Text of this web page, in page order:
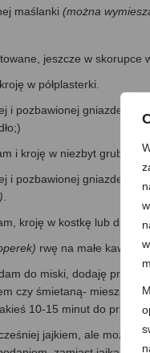
maślanki (można
jeszcze w skorupce
w półplasterki.
i pozbawionej gniazdek
i kroję w niezbyt grube
i pozbawionej gniazdek
kroję w kostkę lub dzielę
rwę na małe
do miski, dodaję
czy śmietaną- mieszam,
10-15 minut do
jajkiem, ale można